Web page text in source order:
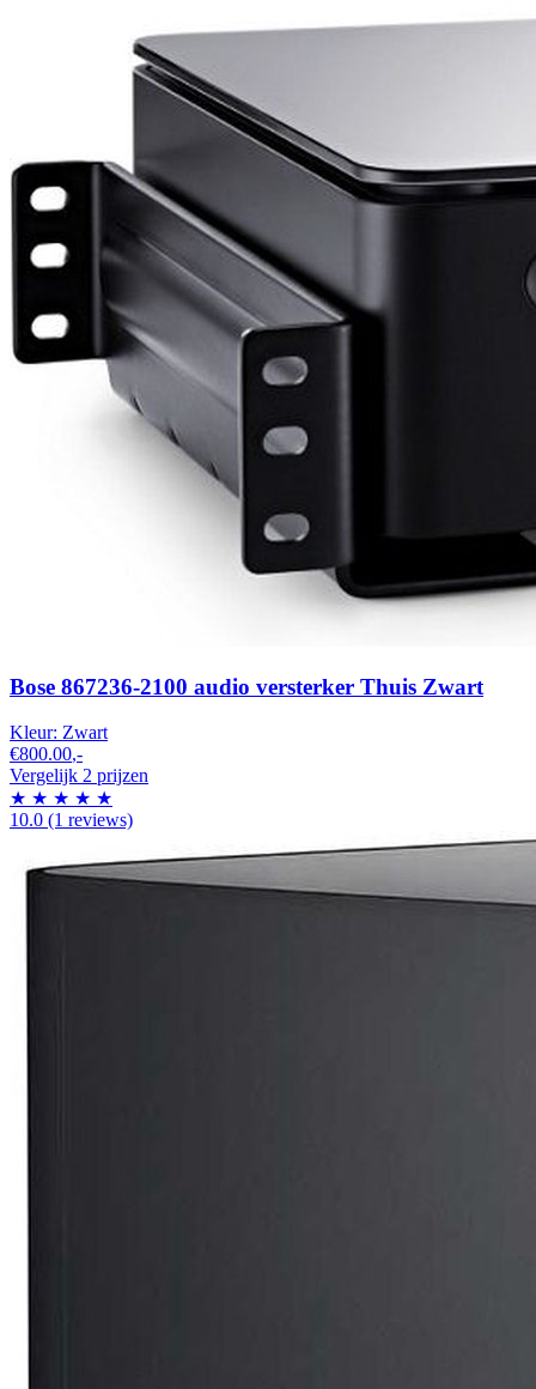
Bose 867236-2100 audio versterker Thuis Zwart
Kleur: Zwart
€800.00,-
Vergelijk 2 prijzen
★ ★ ★ ★ ★
10.0 (1 reviews)